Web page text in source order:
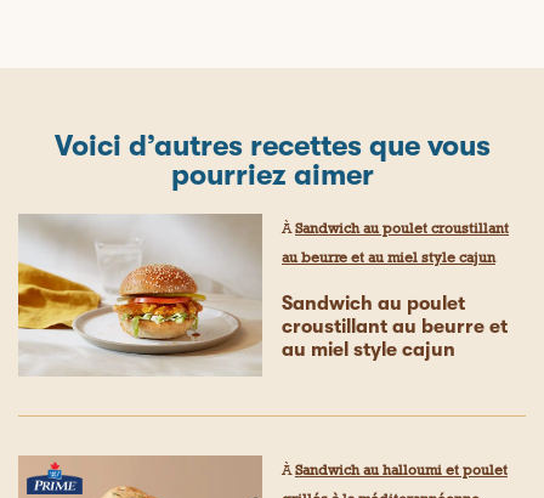
Voici d’autres recettes que vous
pourriez aimer
ÀSandwich au poulet croustillant
au beurre et au miel style cajun
Sandwich au poulet
croustillant au beurre et
au miel style cajun
ÀSandwich au halloumi et poulet